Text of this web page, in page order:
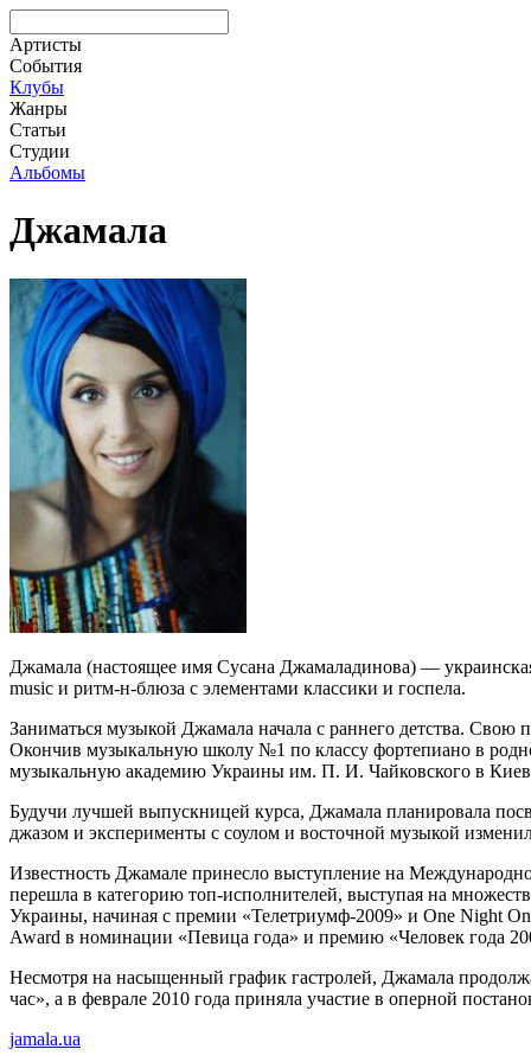
Артисты
События
Клубы
Жанры
Статьи
Студии
Альбомы
Джамала
Джамала (настоящее имя Сусана Джамаладинова) —
music и ритм-н-блюза с элементами классики и госпела.
Заниматься музыкой Джамала начала с раннего детства. Свою
Окончив музыкальную школу №1 по классу фортепиано в
музыкальную академию Украины им. П. И. Чайковского в
Будучи лучшей выпускницей курса, Джамала планировала
джазом и эксперименты с соулом и восточной музыкой
Известность Джамале принесло выступление на
перешла в категорию топ-исполнителей, выступая на
Украины, начиная с премии «Телетриумф-2009» и One Night
Award в номинации «Певица года» и премию «Человек года
Несмотря на насыщенный график гастролей, Джамала
час», а в феврале 2010 года приняла участие в оперной
jamala.ua